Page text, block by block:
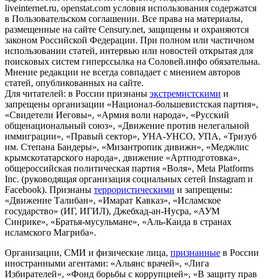
liveinternet.ru, openstat.com условия использования содержатся
в Пользовательском соглашении. Все права на материалы,
размещенные на сайте Censury.net, защищены и охраняются
законом Российской Федерации. При полном или частичном
использовании статей, интервью или новостей открытая для
поисковых систем гиперссылка на Соловей.инфо обязательна.
Мнение редакции не всегда совпадает с мнением авторов
статей, опубликованных на сайте.
Для читателей: в России признаны экстремистскими и
запрещены организации «Национал-большевистская партия»,
«Свидетели Иеговы», «Армия воли народа», «Русский
общенациональный союз», «Движение против нелегальной
иммиграции», «Правый сектор», УНА-УНСО, УПА, «Тризуб
им. Степана Бандеры», «Мизантропик дивижн», «Меджлис
крымскотатарского народа», движение «Артподготовка»,
общероссийская политическая партия «Воля», Meta Platforms
Inc. (руководящая организация социальных сетей Instagram и
Facebook). Признаны террористическими и запрещены:
«Движение Талибан», «Имарат Кавказ», «Исламское
государство» (ИГ, ИГИЛ), Джебхад-ан-Нусра, «АУМ
Синрике», «Братья-мусульмане», «Аль-Каида в странах
исламского Магриба».
Организации, СМИ и физические лица, признанные в России
иностранными агентами: «Альянс врачей», «Лига
Избирателей», «Фонд борьбы с коррупцией», «В защиту прав